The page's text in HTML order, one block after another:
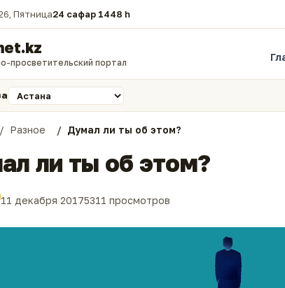
Пятница24 сафар 1448 һ.
просветительский портал
Разное Думал ли ты об этом?
ли ты об этом?
11 декабря 20175311 просмотров